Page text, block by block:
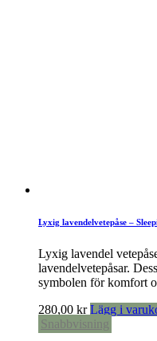
Lyxig lavendelvetepåse –
Lyxig lavendel
lavendelvetepåsar.
symbolen för komfort
280,00 kr Lägg i
Snabbvisning